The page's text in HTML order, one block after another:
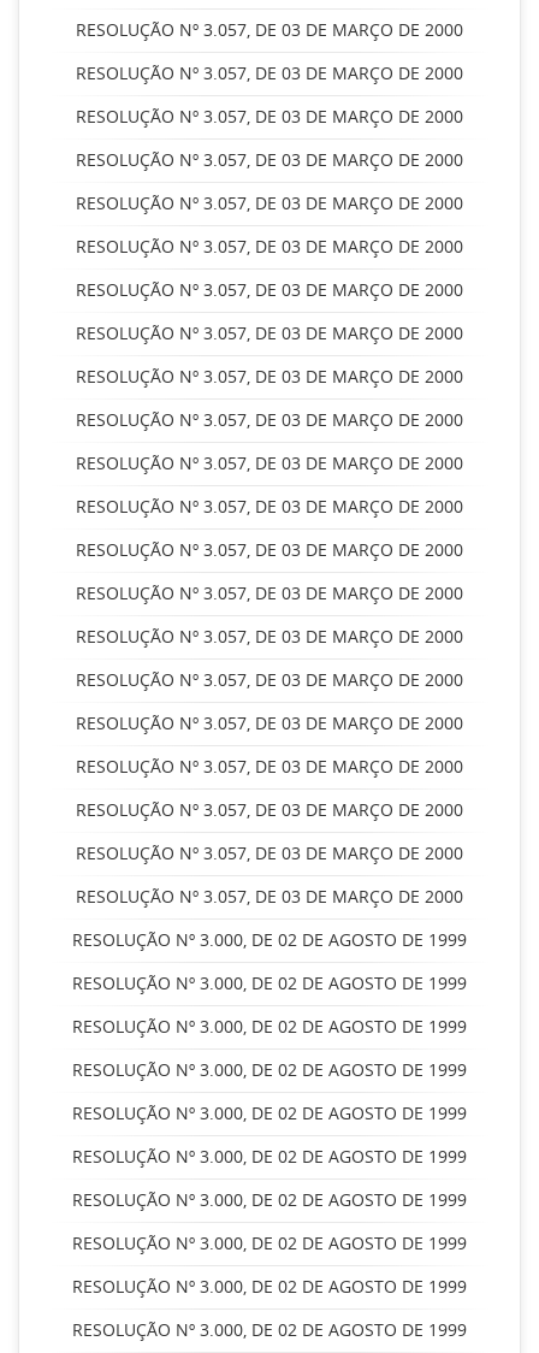
RESOLUÇÃO Nº 3.057, DE 03 DE MARÇO DE 2000
RESOLUÇÃO Nº 3.057, DE 03 DE MARÇO DE 2000
RESOLUÇÃO Nº 3.057, DE 03 DE MARÇO DE 2000
RESOLUÇÃO Nº 3.057, DE 03 DE MARÇO DE 2000
RESOLUÇÃO Nº 3.057, DE 03 DE MARÇO DE 2000
RESOLUÇÃO Nº 3.057, DE 03 DE MARÇO DE 2000
RESOLUÇÃO Nº 3.057, DE 03 DE MARÇO DE 2000
RESOLUÇÃO Nº 3.057, DE 03 DE MARÇO DE 2000
RESOLUÇÃO Nº 3.057, DE 03 DE MARÇO DE 2000
RESOLUÇÃO Nº 3.057, DE 03 DE MARÇO DE 2000
RESOLUÇÃO Nº 3.057, DE 03 DE MARÇO DE 2000
RESOLUÇÃO Nº 3.057, DE 03 DE MARÇO DE 2000
RESOLUÇÃO Nº 3.057, DE 03 DE MARÇO DE 2000
RESOLUÇÃO Nº 3.057, DE 03 DE MARÇO DE 2000
RESOLUÇÃO Nº 3.057, DE 03 DE MARÇO DE 2000
RESOLUÇÃO Nº 3.057, DE 03 DE MARÇO DE 2000
RESOLUÇÃO Nº 3.057, DE 03 DE MARÇO DE 2000
RESOLUÇÃO Nº 3.057, DE 03 DE MARÇO DE 2000
RESOLUÇÃO Nº 3.057, DE 03 DE MARÇO DE 2000
RESOLUÇÃO Nº 3.057, DE 03 DE MARÇO DE 2000
RESOLUÇÃO Nº 3.057, DE 03 DE MARÇO DE 2000
RESOLUÇÃO Nº 3.000, DE 02 DE AGOSTO DE 1999
RESOLUÇÃO Nº 3.000, DE 02 DE AGOSTO DE 1999
RESOLUÇÃO Nº 3.000, DE 02 DE AGOSTO DE 1999
RESOLUÇÃO Nº 3.000, DE 02 DE AGOSTO DE 1999
RESOLUÇÃO Nº 3.000, DE 02 DE AGOSTO DE 1999
RESOLUÇÃO Nº 3.000, DE 02 DE AGOSTO DE 1999
RESOLUÇÃO Nº 3.000, DE 02 DE AGOSTO DE 1999
RESOLUÇÃO Nº 3.000, DE 02 DE AGOSTO DE 1999
RESOLUÇÃO Nº 3.000, DE 02 DE AGOSTO DE 1999
RESOLUÇÃO Nº 3.000, DE 02 DE AGOSTO DE 1999